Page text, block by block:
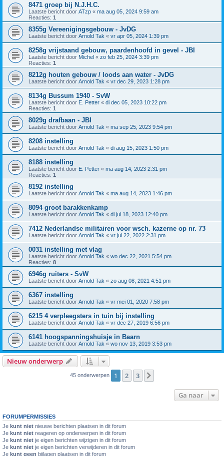
8471 groep bij N.J.H.C.
Laatste bericht door ATzp « ma aug 05, 2024 9:59 am
Reacties: 1
8355g Vereenigingsgebouw - JvDG
Laatste bericht door Arnold Tak « vr apr 05, 2024 1:39 pm
8258g vrijstaand gebouw, paardenhoofd in gevel - JBI
Laatste bericht door Michel « zo feb 25, 2024 3:39 pm
Reacties: 1
8212g houten gebouw / loods aan water - JvDG
Laatste bericht door Arnold Tak « vr dec 29, 2023 1:28 pm
8134g Bussum 1940 - SvW
Laatste bericht door E. Petter « di dec 05, 2023 10:22 pm
Reacties: 1
8029g drafbaan - JBI
Laatste bericht door Arnold Tak « ma sep 25, 2023 9:54 pm
8208 instelling
Laatste bericht door Arnold Tak « di aug 15, 2023 1:50 pm
8188 instelling
Laatste bericht door E. Petter « ma aug 14, 2023 2:31 pm
Reacties: 1
8192 instelling
Laatste bericht door Arnold Tak « ma aug 14, 2023 1:46 pm
8094 groot barakkenkamp
Laatste bericht door Arnold Tak « di jul 18, 2023 12:40 pm
7412 Nederlandse militairen voor wsch. kazerne op nr. 73
Laatste bericht door Arnold Tak « vr jul 22, 2022 2:31 pm
0031 instelling met vlag
Laatste bericht door Arnold Tak « wo dec 22, 2021 5:54 pm
Reacties: 8
6946g ruiters - SvW
Laatste bericht door Arnold Tak « zo aug 08, 2021 4:51 pm
6367 instelling
Laatste bericht door Arnold Tak « vr mei 01, 2020 7:58 pm
6215 4 verpleegsters in tuin bij instelling
Laatste bericht door Arnold Tak « vr dec 27, 2019 6:56 pm
6141 hoogspanningshuisje in Baarn
Laatste bericht door Arnold Tak « wo nov 13, 2019 3:53 pm
Nieuw onderwerp
45 onderwerpen 1 2 3
Ga naar
FORUMPERMISSIES
Je kunt niet nieuwe berichten plaatsen in dit forum
Je kunt niet reageren op onderwerpen in dit forum
Je kunt niet je eigen berichten wijzigen in dit forum
Je kunt niet je eigen berichten verwijderen in dit forum
Je kunt geen bijlagen plaatsen in dit forum